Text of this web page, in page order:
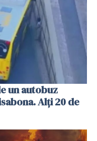
un autobuz
Alți 20 de